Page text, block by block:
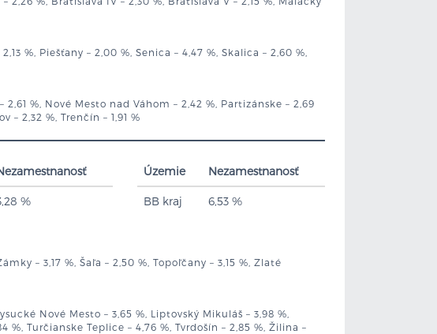
%, Piešťany – 2,00 %, Senica – 4,47 %, Skalica – 2,60 %,
%, Nové Mesto nad Váhom – 2,42 %, Partizánske – 2,69
– 2,32 %, Trenčín – 1,91 %
%
Územie Nezamestnanosť
BB kraj 6,53 %
– 3,17 %, Šaľa – 2,50 %, Topoľčany – 3,15 %, Zlaté
Nové Mesto – 3,65 %, Liptovský Mikuláš – 3,98 %,
%, Turčianske Teplice – 4,76 %, Tvrdošín – 2,85 %, Žilina –